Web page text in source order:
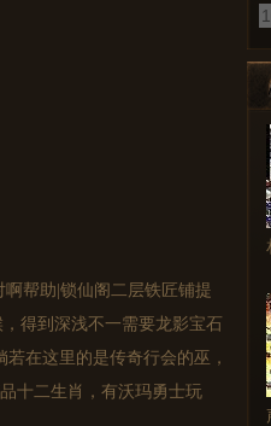
帮助|锁仙阁二层铁匠铺提
得到深浅不一需要龙影宝石
在这里的是传奇行会的巫，
十二生肖，有沃玛勇士玩